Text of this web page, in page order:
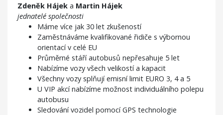
Zdeněk Hájek a Martin Hájek
jednatelé společnosti
Máme více jak 30 let zkušeností
Zaměstnáváme kvalifikované řidiče s výbornou
orientací v celé EU
Průměrné stáří autobusů nepřesahuje 5 let
Nabízíme vozy všech velikostí a kapacit
Všechny vozy splňují emisní limit EURO 3, 4 a 5
U VIP akcí nabízíme možnost individuálního polepu
autobusu
Sledování vozidel pomocí GPS technologie